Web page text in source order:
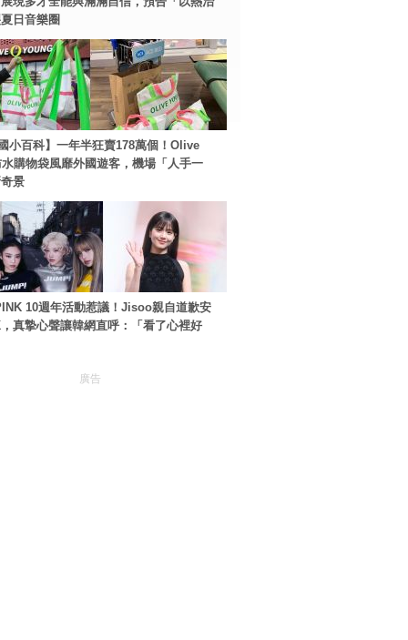
日音樂圈
小百科】一年半狂賣178萬個！Olive
購物袋風靡外國遊客，機場「人手一
景
10週年活動惹議！Jisoo親自道歉安
真摯心聲讓韓網直呼：「看了心裡好
廣告